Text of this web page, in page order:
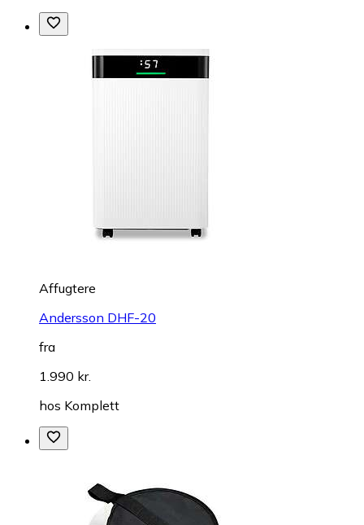
Affugtere
Andersson DHF-20
fra
1.990 kr.
hos Komplett